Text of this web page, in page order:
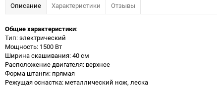
Описание Характеристики Отзывы
Общие характеристики:
Тип: электрический
Мощность: 1500 Вт
Ширина скашивания: 40 см
Расположение двигателя: верхнее
Форма штанги: прямая
Режущая оснастка: металлический нож, леска